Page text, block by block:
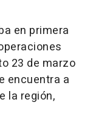
en primera
23 de marzo
encuentra a
la región,